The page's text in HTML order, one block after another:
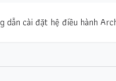
dẫn cài đặt hệ điều hành